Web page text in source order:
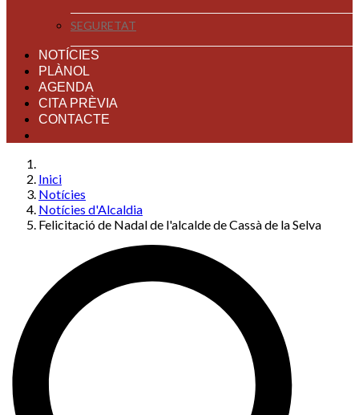
SEGURETAT
NOTÍCIES
PLÀNOL
AGENDA
CITA PRÈVIA
CONTACTE
Inici
Notícies
Notícies d'Alcaldia
Felicitació de Nadal de l'alcalde de Cassà de la Selva